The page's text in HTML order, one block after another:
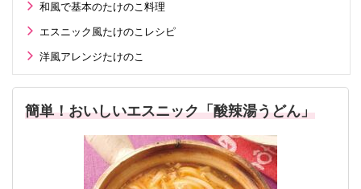
和風で基本のたけのこ料理
エスニック風たけのこレシピ
洋風アレンジたけのこ
簡単！おいしいエスニック「酸辣湯うどん」